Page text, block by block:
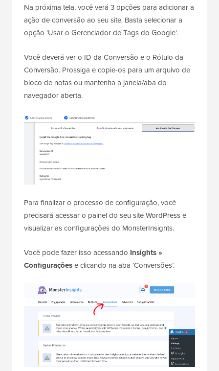
Na próxima tela, você verá 3 opções para adicionar a
ação de conversão ao seu site. Basta selecionar a
opção 'Usar o Gerenciador de Tags do Google'.
Você deverá ver o ID da Conversão e o Rótulo da
Conversão. Prossiga e copie-os para um arquivo de
bloco de notas ou mantenha a janela/aba do
navegador aberta.
Para finalizar o processo de configuração, você
precisará acessar o painel do seu site WordPress e
visualizar as configurações do MonsterInsights.
Você pode fazer isso acessando Insights »
Configuraçõese clicando na aba ‘Conversões’.